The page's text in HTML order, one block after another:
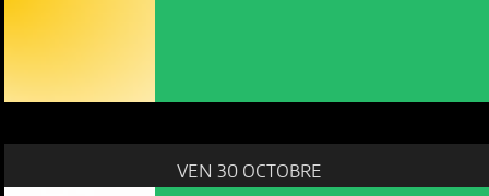
VEN 30 OCTOBRE